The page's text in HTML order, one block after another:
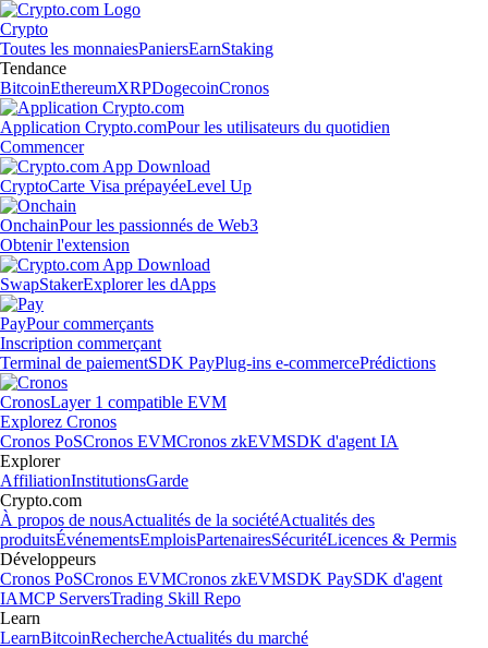
Crypto
Toutes les monnaiesPaniersEarnStaking
Tendance
BitcoinEthereumXRPDogecoinCronos
Application Crypto.comPour les utilisateurs du quotidien
Commencer
CryptoCarte Visa prépayéeLevel Up
OnchainPour les passionnés de Web3
Obtenir l'extension
SwapStakerExplorer les dApps
PayPour commerçants
Inscription commerçant
Terminal de paiementSDK PayPlug-ins e-commercePrédictions
CronosLayer 1 compatible EVM
Explorez Cronos
Cronos PoSCronos EVMCronos zkEVMSDK d'agent IA
Explorer
AffiliationInstitutionsGarde
Crypto.com
À propos de nousActualités de la sociétéActualités des
produitsÉvénementsEmploisPartenairesSécuritéLicences & Permis
Développeurs
Cronos PoSCronos EVMCronos zkEVMSDK PaySDK d'agent
IAMCP ServersTrading Skill Repo
Learn
LearnBitcoinRechercheActualités du marché